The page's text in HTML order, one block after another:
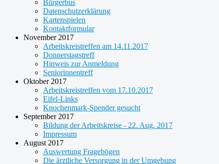
Bürgerbus
Datenschutzerklärung
Kartenspielen
Kontaktformular
November 2017
Arbeitskreistreffen am 14.11.2017
Donnerstagstreff
Hinweis zur Anmeldung
Seniorinnentreff
Oktober 2017
Arbeitskreistreffen vom 17.10.2017
Eifel-Links
Knochenmark-Spender gesucht
September 2017
Bildung der Arbeitskreise - 22. Aug. 2017
Impressum
August 2017
Auswertung Fragebögen
Die ärztliche Versorgung in der Umgebung